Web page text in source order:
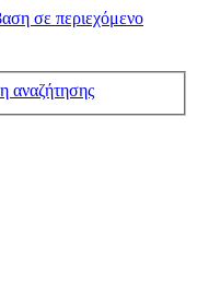
σε περιεχόμενο
αναζήτησης